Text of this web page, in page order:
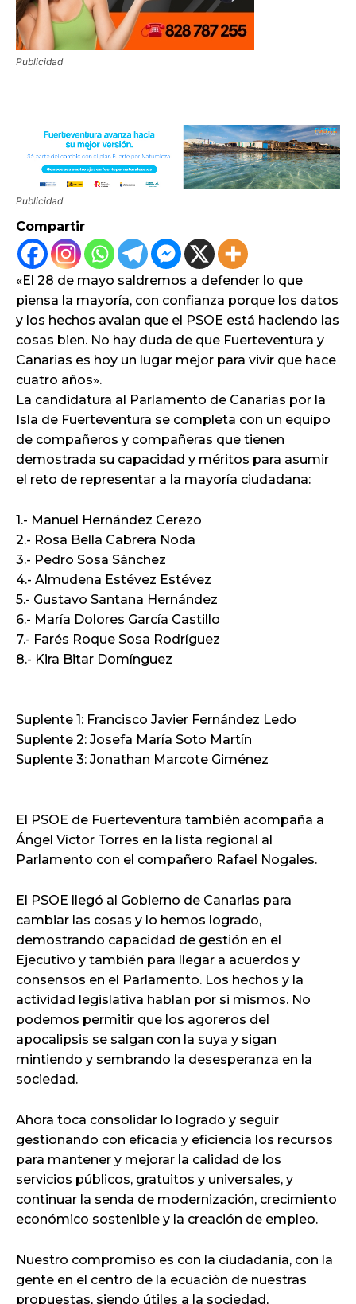
Publicidad
Publicidad
Compartir
«El 28 de mayo saldremos a defender lo que
piensa la mayoría, con confianza porque los datos
y los hechos avalan que el PSOE está haciendo las
cosas bien. No hay duda de que Fuerteventura y
Canarias es hoy un lugar mejor para vivir que hace
cuatro años».
La candidatura al Parlamento de Canarias por la
Isla de Fuerteventura se completa con un equipo
de compañeros y compañeras que tienen
demostrada su capacidad y méritos para asumir
el reto de representar a la mayoría ciudadana:
1.- Manuel Hernández Cerezo
2.- Rosa Bella Cabrera Noda
3.- Pedro Sosa Sánchez
4.- Almudena Estévez Estévez
5.- Gustavo Santana Hernández
6.- María Dolores García Castillo
7.- Farés Roque Sosa Rodríguez
8.- Kira Bitar Domínguez
Suplente 1: Francisco Javier Fernández Ledo
Suplente 2: Josefa María Soto Martín
Suplente 3: Jonathan Marcote Giménez
El PSOE de Fuerteventura también acompaña a
Ángel Víctor Torres en la lista regional al
Parlamento con el compañero Rafael Nogales.
El PSOE llegó al Gobierno de Canarias para
cambiar las cosas y lo hemos logrado,
demostrando capacidad de gestión en el
Ejecutivo y también para llegar a acuerdos y
consensos en el Parlamento. Los hechos y la
actividad legislativa hablan por si mismos. No
podemos permitir que los agoreros del
apocalipsis se salgan con la suya y sigan
mintiendo y sembrando la desesperanza en la
sociedad.
Ahora toca consolidar lo logrado y seguir
gestionando con eficacia y eficiencia los recursos
para mantener y mejorar la calidad de los
servicios públicos, gratuitos y universales, y
continuar la senda de modernización, crecimiento
económico sostenible y la creación de empleo.
Nuestro compromiso es con la ciudadanía, con la
gente en el centro de la ecuación de nuestras
propuestas, siendo útiles a la sociedad,